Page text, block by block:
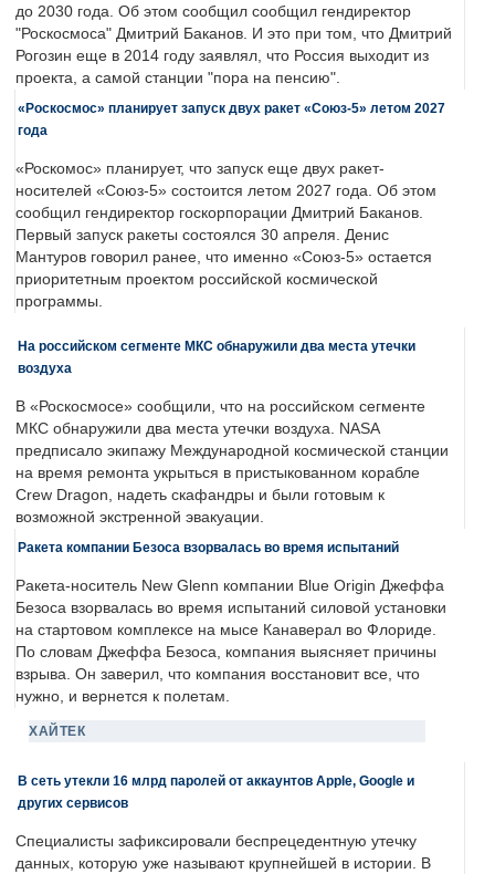
до 2030 года. Об этом сообщил сообщил гендиректор
"Роскосмоса" Дмитрий Баканов. И это при том, что Дмитрий
Рогозин еще в 2014 году заявлял, что Россия выходит из
проекта, а самой станции "пора на пенсию".
«Роскосмос» планирует запуск двух ракет «Союз-5» летом 2027
года
«Роскомос» планирует, что запуск еще двух ракет-
носителей «Союз-5» состоится летом 2027 года. Об этом
сообщил гендиректор госкорпорации Дмитрий Баканов.
Первый запуск ракеты состоялся 30 апреля. Денис
Мантуров говорил ранее, что именно «Союз-5» остается
приоритетным проектом российской космической
программы.
На российском сегменте МКС обнаружили два места утечки
воздуха
В «Роскосмосе» сообщили, что на российском сегменте
МКС обнаружили два места утечки воздуха. NASA
предписало экипажу Международной космической станции
на время ремонта укрыться в пристыкованном корабле
Crew Dragon, надеть скафандры и были готовым к
возможной экстренной эвакуации.
Ракета компании Безоса взорвалась во время испытаний
Ракета-носитель New Glenn компании Blue Origin Джеффа
Безоса взорвалась во время испытаний силовой установки
на стартовом комплексе на мысе Канаверал во Флориде.
По словам Джеффа Безоса, компания выясняет причины
взрыва. Он заверил, что компания восстановит все, что
нужно, и вернется к полетам.
ХАЙТЕК
В сеть утекли 16 млрд паролей от аккаунтов Apple, Google и
других сервисов
Специалисты зафиксировали беспрецедентную утечку
данных, которую уже называют крупнейшей в истории. В